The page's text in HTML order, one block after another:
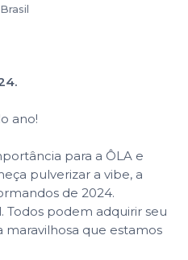
ano!
para a ÔLA e
pulverizar a vibe, a
de 2024.
Todos podem adquirir seu
maravilhosa que estamos